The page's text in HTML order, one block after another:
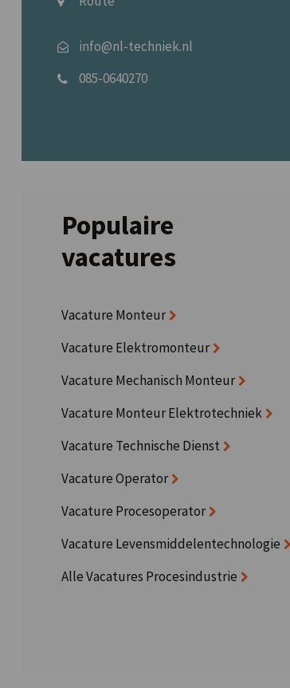
info@nl-techniek.nl
085-0640270
Populaire
vacatures
Vacature Monteur
Vacature Elektromonteur
Vacature Mechanisch Monteur
Vacature Monteur Elektrotechniek
Vacature Technische Dienst
Vacature Operator
Vacature Procesoperator
Vacature Levensmiddelentechnologie
Alle Vacatures Procesindustrie